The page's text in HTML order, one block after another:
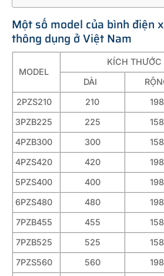
Một số model của bình điện
thông dụng ở Việt Nam
MODEL
KÍCH
DÀI
2PZS210
210 198
3PZB225
225 158
4PZB300
300 158
4PZS420
420 198
5PZS400
400 198
6PZS480
480 198
7PZB455
455 158
7PZB525
525 158
7PZS560
560 198